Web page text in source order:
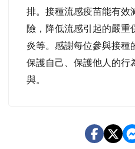
排。接種流感疫苗能有效
險，降低流感引起的嚴重
炎等。感謝每位參與接種
保護自己、保護他人的行
與。